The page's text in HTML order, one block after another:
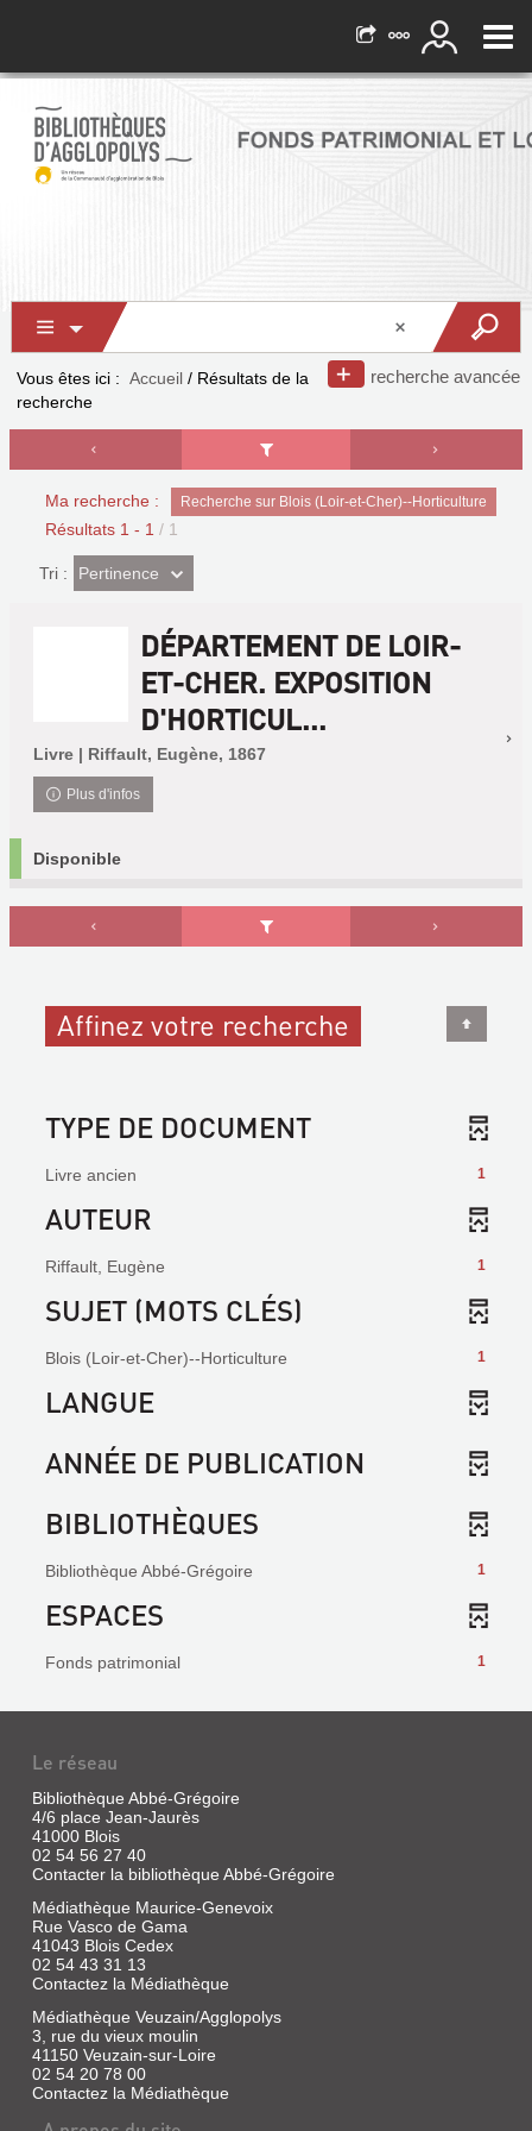
recherche avancée
Vous êtes ici : Accueil / Résultats de la
recherche
Ma recherche : Recherche sur Blois (Loir-et-Cher)--Horticulture
Résultats 1 - 1 / 1
Tri : (Effet
imédiat)
Pertinence
DÉPARTEMENT DE LOIR-
ET-CHER. EXPOSITION
D'HORTICUL...
Livre | Riffault, Eugène, 1867
Plus d'infos
Disponible
Affinez votre recherche
TYPE DE DOCUMENT
1
Livre ancien
AUTEUR
1
Riffault, Eugène
SUJET (MOTS CLÉS)
1
Blois (Loir-et-Cher)--Horticulture
LANGUE
ANNÉE DE PUBLICATION
BIBLIOTHÈQUES
1
Bibliothèque Abbé-Grégoire
ESPACES
1
Fonds patrimonial
Le réseau
Bibliothèque Abbé-Grégoire
4/6 place Jean-Jaurès
41000 Blois
02 54 56 27 40
Contacter la bibliothèque Abbé-Grégoire
Médiathèque Maurice-Genevoix
Rue Vasco de Gama
41043 Blois Cedex
02 54 43 31 13
Contactez la Médiathèque
Médiathèque Veuzain/Agglopolys
3, rue du vieux moulin
41150 Veuzain-sur-Loire
02 54 20 78 00
Contactez la Médiathèque